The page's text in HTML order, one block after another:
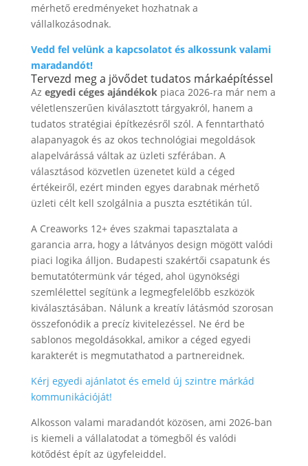
mérhető eredményeket hozhatnak a
vállalkozásodnak.
Vedd fel velünk a kapcsolatot és alkossunk valami
maradandót!
Tervezd meg a jövődet tudatos márkaépítéssel
Az egyedi céges ajándékok piaca 2026-ra már nem a
véletlenszerűen kiválasztott tárgyakról, hanem a
tudatos stratégiai építkezésről szól. A fenntartható
alapanyagok és az okos technológiai megoldások
alapelvárássá váltak az üzleti szférában. A
választásod közvetlen üzenetet küld a céged
értékeiről, ezért minden egyes darabnak mérhető
üzleti célt kell szolgálnia a puszta esztétikán túl.
A Creaworks 12+ éves szakmai tapasztalata a
garancia arra, hogy a látványos design mögött valódi
piaci logika álljon. Budapesti szakértői csapatunk és
bemutatótermünk vár téged, ahol ügynökségi
szemlélettel segítünk a legmegfelelőbb eszközök
kiválasztásában. Nálunk a kreatív látásmód szorosan
összefonódik a precíz kivitelezéssel. Ne érd be
sablonos megoldásokkal, amikor a céged egyedi
karakterét is megmutathatod a partnereidnek.
Kérj egyedi ajánlatot és emeld új szintre márkád
kommunikációját!
Alkosson valami maradandót közösen, ami 2026-ban
is kiemeli a vállalatodat a tömegből és valódi
kötődést épít az ügyfeleiddel.